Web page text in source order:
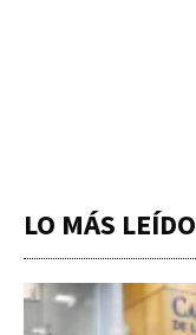
LO MÁS LEÍDO